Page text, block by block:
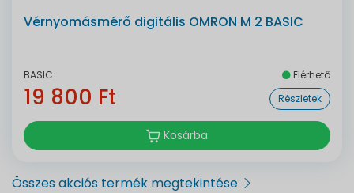
Vérnyomásmérő digitális OMRON M 2 BASIC
BASIC Elérhető
19 800 Ft Részletek
Kosárba
Összes akciós termék megtekintése